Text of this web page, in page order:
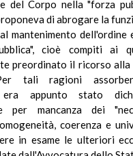
del Corpo nella "forza
di abrogare la
mantenimento dell'ordine
cioè compiti ai
preordinato il ricorso
tali ragioni
appunto stato
per mancanza dei
coerenza e
in esame le ulteriori